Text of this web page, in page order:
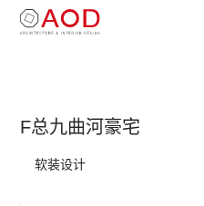
F总九曲河豪宅
软装设计